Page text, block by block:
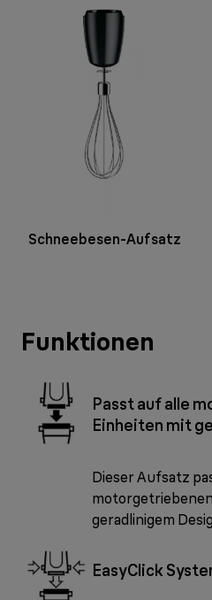
Schneebesen-Aufsatz
Funktionen
Passt auf alle
Einheiten mit
Dieser Aufsatz
geradlinigem
EasyClick